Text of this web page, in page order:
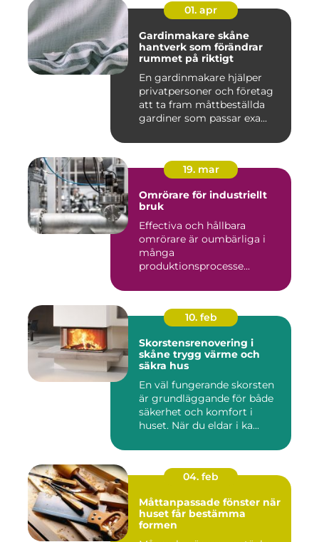
01. apr
Gardinmakare skåne
hantverk som förändrar
rummet på riktigt
En gardinmakare hjälper
privatpersoner och företag
att ta fram måttbeställda
gardiner som passar exa...
19. mar
Omrörare för industriellt
bruk
Effectiva och hållbara
omrörare är oumbärliga i
många
produktionsprocesse...
10. feb
Skorstensrenovering i
skåne trygg värme och
säkra hus
En väl fungerande skorsten
är grundläggande för både
säkerhet och komfort i
huset. När du eldar i ka...
04. feb
Måttanpassade fönster när
huset får bestämma
formen